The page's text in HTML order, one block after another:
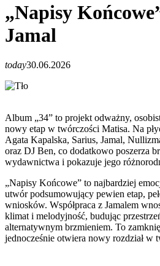
„Napisy
Jamal
today30.06.2026
Album „34” to projekt odważny,
nowy etap w twórczości Matisa. Na
Agata Kapalska, Sarius, Jamal,
oraz DJ Ben, co dodatkowo poszerza
wydawnictwa i pokazuje jego
„Napisy Końcowe” to najbardziej
utwór podsumowujący pewien etap,
wniosków. Współpraca z Jamalem
klimat i melodyjność, budując
alternatywnym brzmieniem. To
jednocześnie otwiera nowy rozdział w